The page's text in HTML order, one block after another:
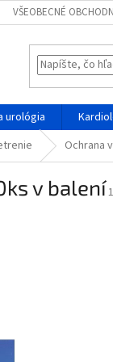
VŠEOBECNÉ
urológia
Ochrana
v balení